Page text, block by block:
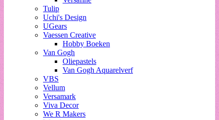
Tulip
Uchi's Design
UGears
Vaessen Creative
Hobby Boeken
Van Gogh
Oliepastels
Van Gogh Aquarelverf
VBS
Vellum
Versamark
Viva Decor
We R Makers